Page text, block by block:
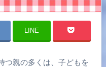
LINE
つ親の多くは、子どもを